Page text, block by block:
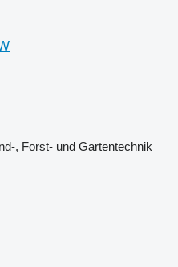
, Forst- und Gartentechnik